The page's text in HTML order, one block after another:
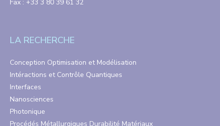
Fax : +33 3 80 39 61 32
LA RECHERCHE
Conception Optimisation et Modélisation
Intéractions et Contrôle Quantiques
Interfaces
Nanosciences
Photonique
Procédés Métallurgiques Durabilité Matériaux